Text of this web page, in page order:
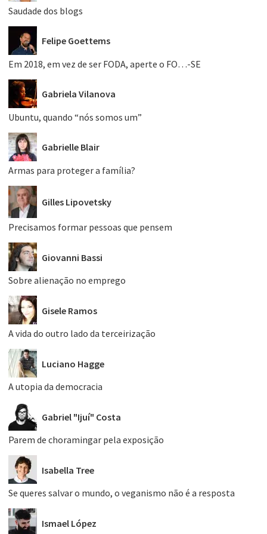
Saudade dos blogs
Felipe Goettems
Em 2018, em vez de ser FODA, aperte o FO…-SE
Gabriela Vilanova
Ubuntu, quando “nós somos um”
Gabrielle Blair
Armas para proteger a família?
Gilles Lipovetsky
Precisamos formar pessoas que pensem
Giovanni Bassi
Sobre alienação no emprego
Gisele Ramos
A vida do outro lado da terceirização
Luciano Hagge
A utopia da democracia
Gabriel "Ijuí" Costa
Parem de choramingar pela exposição
Isabella Tree
Se queres salvar o mundo, o veganismo não é a resposta
Ismael López